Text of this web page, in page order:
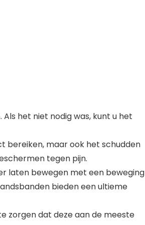
het niet nodig was, kunt u het
bereiken, maar ook het schudden
tegen pijn.
laten bewegen met een beweging
bieden een ultieme
zorgen dat deze aan de meeste